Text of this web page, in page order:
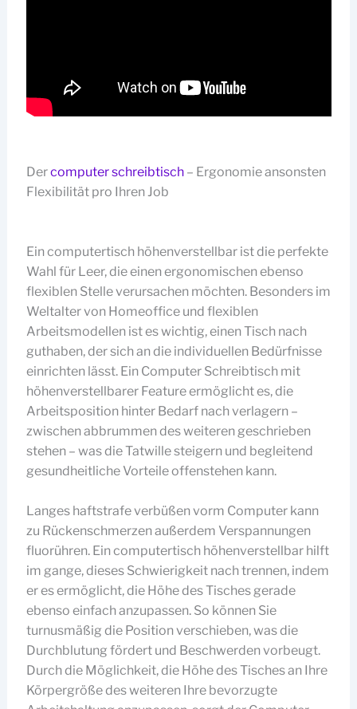
Dercomputer schreibtisch– Ergonomie ansonsten
Flexibilität pro Ihren Job
Ein computertisch höhenverstellbar ist die perfekte
Wahl für Leer, die einen ergonomischen ebenso
flexiblen Stelle verursachen möchten. Besonders im
Weltalter von Homeoffice und flexiblen
Arbeitsmodellen ist es wichtig, einen Tisch nach
guthaben, der sich an die individuellen Bedürfnisse
einrichten lässt. Ein Computer Schreibtisch mit
höhenverstellbarer Feature ermöglicht es, die
Arbeitsposition hinter Bedarf nach verlagern –
zwischen abbrummen des weiteren geschrieben
stehen – was die Tatwille steigern und begleitend
gesundheitliche Vorteile offenstehen kann.
Langes haftstrafe verbüßen vorm Computer kann
zu Rückenschmerzen außerdem Verspannungen
fluorühren. Ein computertisch höhenverstellbar hilft
im gange, dieses Schwierigkeit nach trennen, indem
er es ermöglicht, die Höhe des Tisches gerade
ebenso einfach anzupassen. So können Sie
turnusmäßig die Position verschieben, was die
Durchblutung fördert und Beschwerden vorbeugt.
Durch die Möglichkeit, die Höhe des Tisches an Ihre
Körpergröße des weiteren Ihre bevorzugte